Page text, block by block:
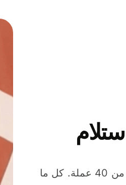
وفّر المال عند إرسال الأموال وإنفاقها واستلامها بأكثر من 40 عملة. كل ما